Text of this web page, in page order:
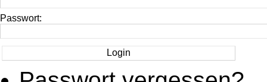
Passwort: